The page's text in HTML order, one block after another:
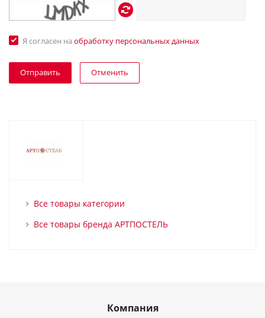
Я согласен на обработку персональных данных
Отменить
Все товары категории
Все товары бренда АРТПОСТЕЛЬ
Компания